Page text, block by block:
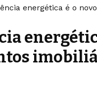
energética é o